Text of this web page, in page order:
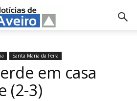
Santa Maria da Feira
em casa
(2-3)